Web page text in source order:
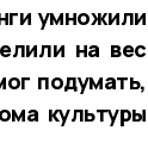
умножили
на вес
подумать,
культуры